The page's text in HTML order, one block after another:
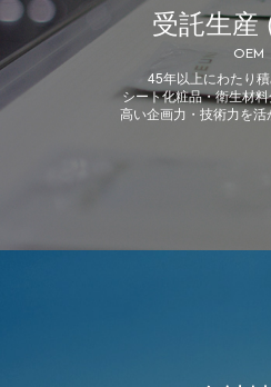
受託生産
OEM
45年以上にわたり
シート化粧品・衛生材
高い企画力・技術力を